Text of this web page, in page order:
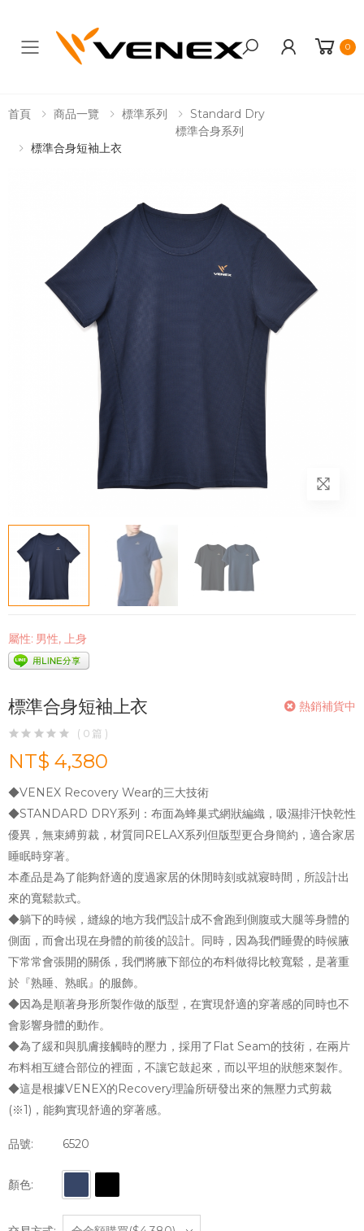
Toggle mobile menu 0
首頁 商品一覽 標準系列
Standard Dry
標準合身系列
標準合身短袖上衣
屬性: 男性, 上身
熱銷補貨中
標準合身短袖上衣
( 0 篇 )
NT$ 4,380
◆VENEX Recovery Wear的三大技術
◆STANDARD DRY系列：布面為蜂巢式網狀編織，吸濕排汗快乾性
優異，無束縛剪裁，材質同RELAX系列但版型更合身簡約，適合家居
睡眠時穿著。
本產品是為了能夠舒適的度過家居的休閒時刻或就寢時間，所設計出
來的寬鬆款式。
◆躺下的時候，縫線的地方我們設計成不會跑到側腹或大腿等身體的
側面，而會出現在身體的前後的設計。同時，因為我們睡覺的時候腋
下常常會張開的關係，我們將腋下部位的布料做得比較寬鬆，是著重
於『熟睡、熟眠』的服飾。
◆因為是順著身形所製作做的版型，在實現舒適的穿著感的同時也不
會影響身體的動作。
◆為了緩和與肌膚接觸時的壓力，採用了Flat Seam的技術，在兩片
布料相互縫合部位的裡面，不讓它鼓起來，而以平坦的狀態來製作。
◆這是根據VENEX的Recovery理論所研發出來的無壓力式剪裁
(※1)，能夠實現舒適的穿著感。
品號: 6520
顏色: